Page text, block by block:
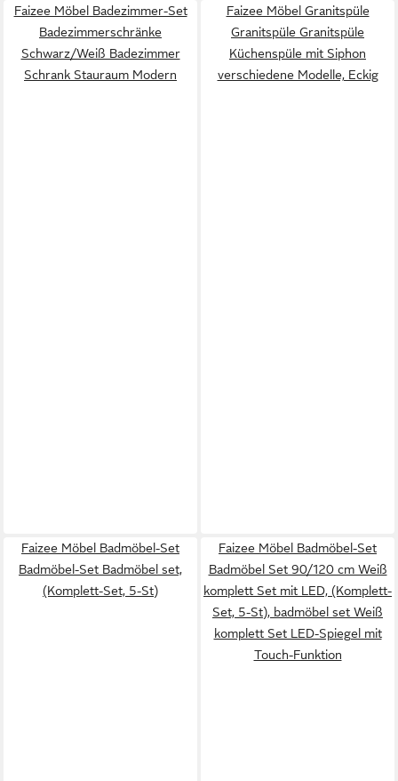
Faizee Möbel Badezimmer-Set
Badezimmerschränke
Schwarz/Weiß Badezimmer
Schrank Stauraum Modern
Faizee Möbel Granitspüle
Granitspüle Granitspüle
Küchenspüle mit Siphon
verschiedene Modelle, Eckig
Faizee Möbel Badmöbel-Set
Badmöbel-Set Badmöbel set,
(Komplett-Set, 5-St)
Faizee Möbel Badmöbel-Set
Badmöbel Set 90/120 cm Weiß
komplett Set mit LED, (Komplett-
Set, 5-St), badmöbel set Weiß
komplett Set LED-Spiegel mit
Touch-Funktion